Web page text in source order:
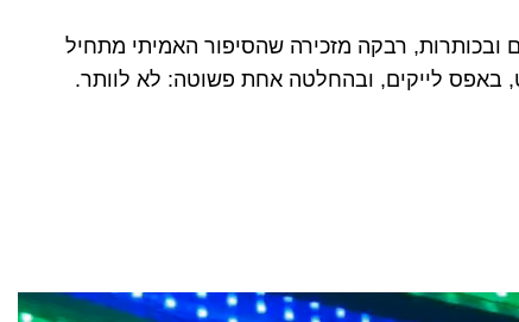
רבקה מזכירה שהסיפור האמיתי מתחיל
באפס לייקים, ובהחלטה אחת פשוטה: לא לוותר.